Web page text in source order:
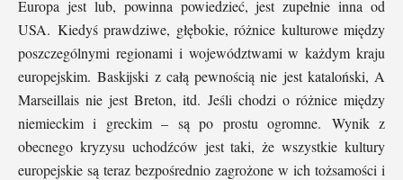
Europa jest lub, powinna powiedzieć, jest zupełnie inna od
USA. Kiedyś prawdziwe, głębokie, różnice kulturowe między
poszczególnymi regionami i województwami w każdym kraju
europejskim. Baskijski z całą pewnością nie jest kataloński, A
Marseillais nie jest Breton, itd. Jeśli chodzi o różnice między
niemieckim i greckim – są po prostu ogromne. Wynik z
obecnego kryzysu uchodźców jest taki, że wszystkie kultury
europejskie są teraz bezpośrednio zagrożone w ich tożsamości i